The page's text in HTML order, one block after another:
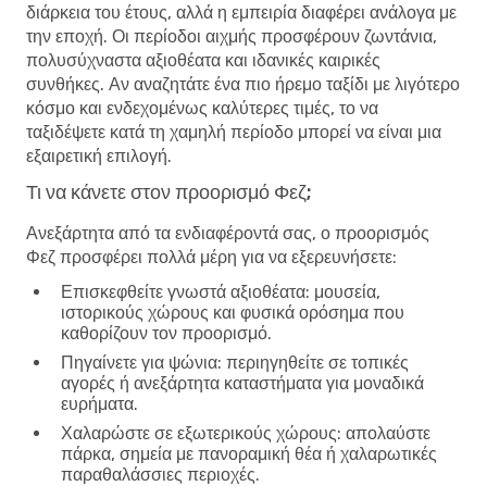
διάρκεια του έτους, αλλά η εμπειρία διαφέρει ανάλογα με
την εποχή. Οι περίοδοι αιχμής προσφέρουν ζωντάνια,
πολυσύχναστα αξιοθέατα και ιδανικές καιρικές
συνθήκες. Αν αναζητάτε ένα πιο ήρεμο ταξίδι με λιγότερο
κόσμο και ενδεχομένως καλύτερες τιμές, το να
ταξιδέψετε κατά τη χαμηλή περίοδο μπορεί να είναι μια
εξαιρετική επιλογή.
Τι να κάνετε στον προορισμό Φεζ;
Ανεξάρτητα από τα ενδιαφέροντά σας, ο προορισμός
Φεζ προσφέρει πολλά μέρη για να εξερευνήσετε:
Επισκεφθείτε γνωστά αξιοθέατα: μουσεία,
ιστορικούς χώρους και φυσικά ορόσημα που
καθορίζουν τον προορισμό.
Πηγαίνετε για ψώνια: περιηγηθείτε σε τοπικές
αγορές ή ανεξάρτητα καταστήματα για μοναδικά
ευρήματα.
Χαλαρώστε σε εξωτερικούς χώρους: απολαύστε
πάρκα, σημεία με πανοραμική θέα ή χαλαρωτικές
παραθαλάσσιες περιοχές.